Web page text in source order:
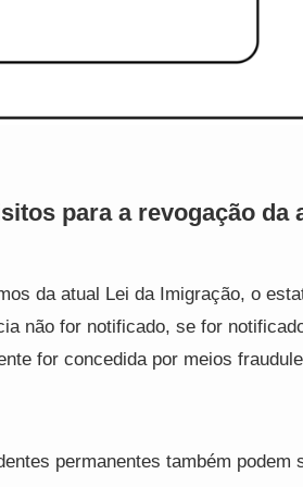
para a revogação da
da atual Lei da Imigração, o
não for notificado, se for
for concedida por meios
permanentes também